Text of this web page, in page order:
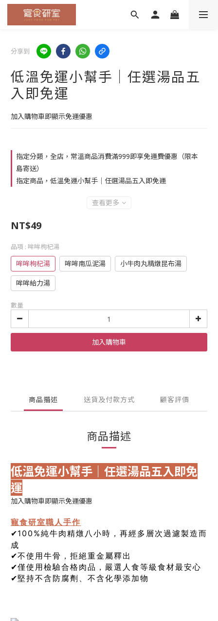
分享到
低溫免運小幫手｜任選湯品五
入即免運
加入購物車即顯示免運優惠
指定分類，全店，常溫商品消費滿999即享免運費優惠（限本
島寄送）
指定商品，低溫免運小幫手｜任選湯品五入即免運
查看更多
NT$49
品項 : 哞哞枸杞湯
哞哞枸杞湯 哞哞南瓜泥湯 小牛肉丸精燉昆布湯
哞哞給力湯
數量
加入購物車
商品描述 送貨及付款方式 顧客評價
商品描述
低溫免運小幫手｜任選湯品五入即免
運
加入購物車即顯示免運優惠
寵食研室職人手作
✔100%純牛肉精燉八小時，再經多層次過濾製造而
成
✔不使用牛骨，拒絕重金屬釋出
✔僅使用檢驗合格肉品，嚴選人食等級食材最安心
✔堅持不含防腐劑、不含化學添加物